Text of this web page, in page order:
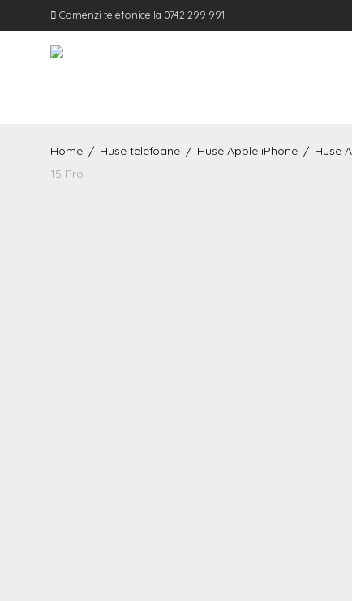
Comenzi telefonice la 0742 299 991
Home / Huse telefoane / Huse Apple iPhone / Huse
15 Pro